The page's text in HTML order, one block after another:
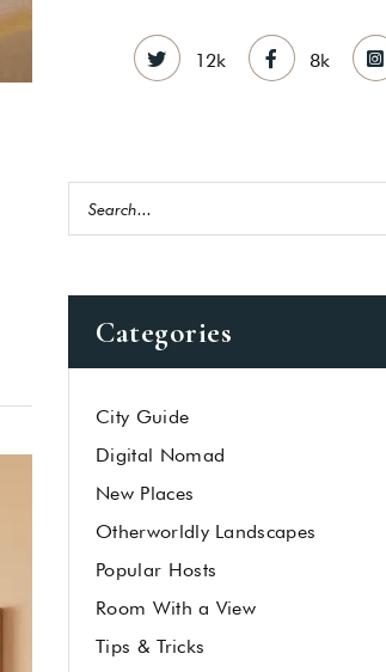
12k 8k
Categories
City Guide
Digital Nomad
New Places
Otherworldly Landscapes
Popular Hosts
Room With a View
Tips & Tricks